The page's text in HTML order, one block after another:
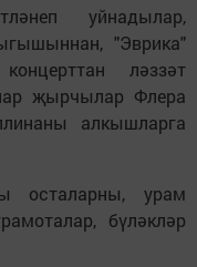
уйнадылар,
"Эврика"
ләззәт
җырчылар Флера
алкышларга
осталарны, урам
бүләкләр